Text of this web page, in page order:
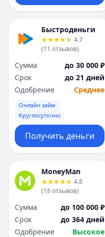
Быстроденьги
4.7
(11 отзывов)
Сумма
до 30 000 ₽
Срок
до 21 дней
Одобрение
Среднее
Онлайн займ
Круглосуточно
Получить деньги
MoneyMan
4.8
(18отзывов)
Сумма
до 100 000 ₽
Срок
до 364 дней
Одобрение
Высокое